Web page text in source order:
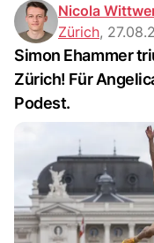
Nicola
Zürich,
Simon Ehammer
Zürich! Für
Podest.